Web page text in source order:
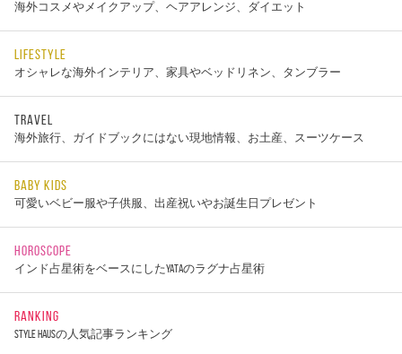
海外コスメやメイクアップ、ヘアアレンジ、ダイエット
LIFESTYLE
オシャレな海外インテリア、家具やベッドリネン、タンブラー
TRAVEL
海外旅行、ガイドブックにはない現地情報、お土産、スーツケース
BABY KIDS
可愛いベビー服や子供服、出産祝いやお誕生日プレゼント
HOROSCOPE
インド占星術をベースにしたYATAのラグナ占星術
RANKING
STYLE HAUSの人気記事ランキング